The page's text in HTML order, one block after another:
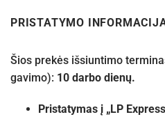
PRISTATYMO
Šios prekės išsiuntimo
gavimo): 10 darbo dienų.
Pristatymas į „LP